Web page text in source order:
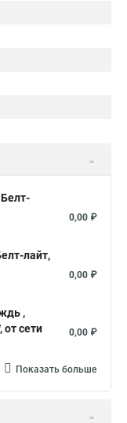
0,00 ₽
лайт,
0,00 ₽
,
от сети
0,00 ₽
Показать больше